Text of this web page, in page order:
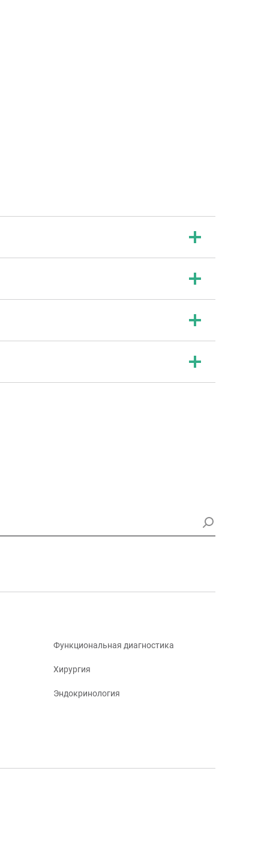
Функциональная диагностика
Хирургия
Эндокринология